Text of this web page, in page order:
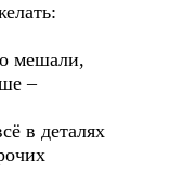
мешали,
–
в деталях